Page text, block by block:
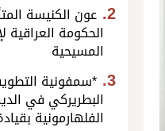
عون الكنيسة
الحكومة العراقية
المسيحية
*سمفونية
البطريركي في
الفلهارمونية